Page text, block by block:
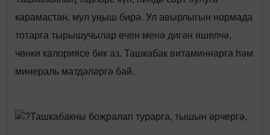
карамастан, мул уңыш бирә. Ул авырлыгын нормада
тотарга тырышучылар өчен менә дигән яшелчә,
чөнки калориясе бик аз. Ташкабак витаминнарга һәм
минераль матдәләргә бай.
Ташкабакны боҗралап турарга, тышын әрчергә,